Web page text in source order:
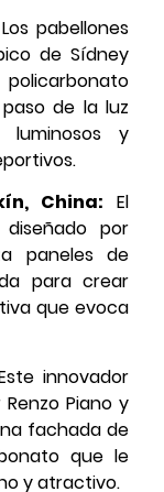
Los pabellones
de Sídney
de la luz
luminosos y
China: El
diseñado por
paneles de
para crear
que evoca
innovador
Piano y
fachada de
que le
y atractivo.